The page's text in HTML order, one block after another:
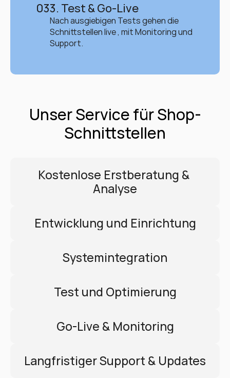
033. Test & Go-Live
Nach ausgiebigen Tests gehen die
Schnittstellen live , mit Monitoring und
Support.
Unser Service für Shop-
Schnittstellen
Kostenlose Erstberatung &
Analyse
Entwicklung und Einrichtung
Systemintegration
Test und Optimierung
Go-Live & Monitoring
Langfristiger Support & Updates